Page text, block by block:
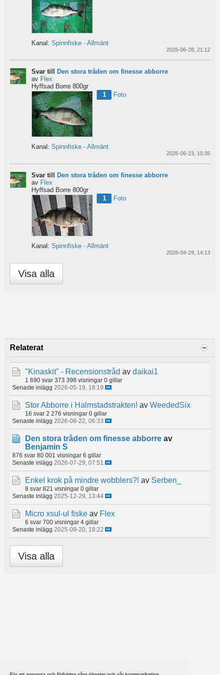
Kanal: Spinnfiske - Allmänt
2026-06-28, 21:12
Svar till
Den stora tråden om finesse abborre
av Flex
Hyffsad Borre 800gr
1
Foto
Kanal: Spinnfiske - Allmänt
2026-06-23, 10:35
Svar till
Den stora tråden om finesse abborre
av Flex
Hyffsad Borre 800gr
1
Foto
Kanal: Spinnfiske - Allmänt
2026-04-29, 14:13
Visa alla
Relaterat
"Kinaskit" - Recensionstråd av daikai1
1 690 svar 373 398 visningar 0 gillar
Senaste inlägg 2026-05-19, 18:19
Stor Abborre i Halmstadstrakten! av WeededSix
16 svar 2 276 visningar 0 gillar
Senaste inlägg 2026-06-22, 06:33
Den stora tråden om finesse abborre av
Benjamin S
876 svar 80 001 visningar 6 gillar
Senaste inlägg 2026-07-29, 07:51
Enkel krok på mindre wobblers?! av Serben_
8 svar 821 visningar 0 gillar
Senaste inlägg 2025-12-29, 13:44
Micro xsul-ul fiske av Flex
6 svar 700 visningar 4 gillar
Senaste inlägg 2025-09-20, 18:22
Visa alla